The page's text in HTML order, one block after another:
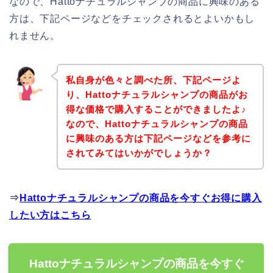
方は、下記ページなどをチェックされるとよいかもし
れません。
私自身が色々と調べた所、下記ページよ
り、Hattoナチュラルシャンプの商品がお
得な価格で購入することができましたよ♪
なので、Hattoナチュラルシャンプの商品
に興味のある方は下記ページなどを参考に
されてみてはいかがでしょうか？
⇒ Hattoナチュラルシャンプの商品を今すぐお得に購入
したい方はこちら
Hattoナチュラルシャンプの商品を今すぐ